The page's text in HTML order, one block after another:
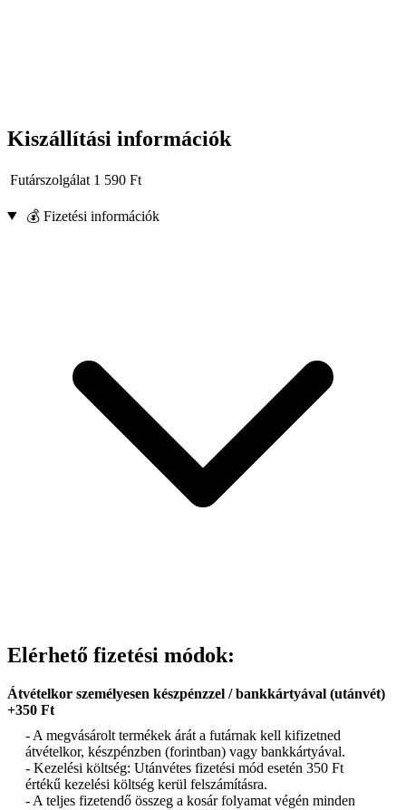
Kiszállítási információk
Futárszolgálat 1 590 Ft
💰 Fizetési információk
Elérhető fizetési módok:
Átvételkor személyesen készpénzzel / bankkártyával (utánvét)
+350 Ft
- A megvásárolt termékek árát a futárnak kell kifizetned
átvételkor, készpénzben (forintban) vagy bankkártyával.
- Kezelési költség: Utánvétes fizetési mód esetén 350 Ft
értékű kezelési költség kerül felszámításra.
- A teljes fizetendő összeg a kosár folyamat végén minden